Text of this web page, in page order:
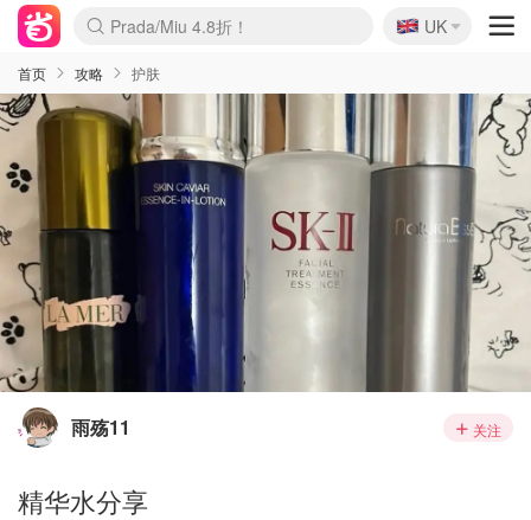
麦卢卡蜂蜜夏促！个位数！
Prada/Miu 4.8折！
啥？必胜客披萨5折！
🇬🇧
UK
首页 攻略 护肤
雨殇11 关注
精华水分享